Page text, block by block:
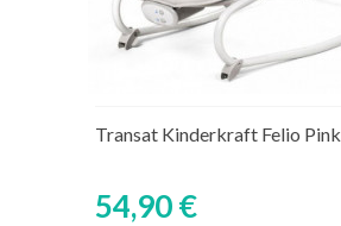
Transat Kinderkraft Felio Pink
54,90 €